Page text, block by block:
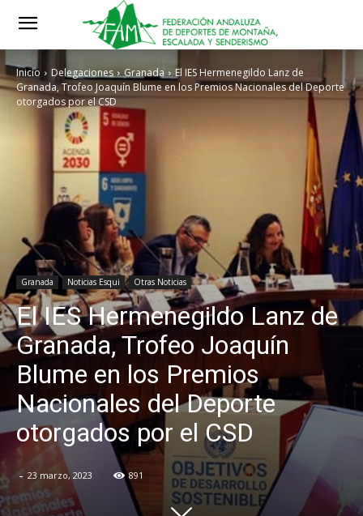
Inicio Delegaciones Granada
El IES Hermenegildo Lanz de
Granada, Trofeo Joaquín Blume en los Premios Nacionales del Deporte
otorgados por el CSD
Granada Noticias Esqui Otras Noticias
El IES Hermenegildo Lanz de
Granada, Trofeo Joaquín
Blume en los Premios
Nacionales del Deporte
otorgados por el CSD
- 23 marzo, 2023 891